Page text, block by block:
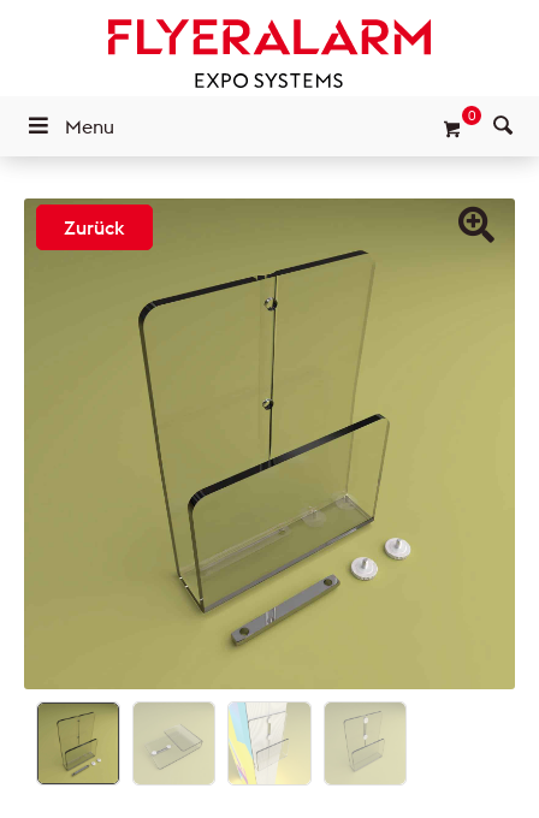
0
Menu
Zurück